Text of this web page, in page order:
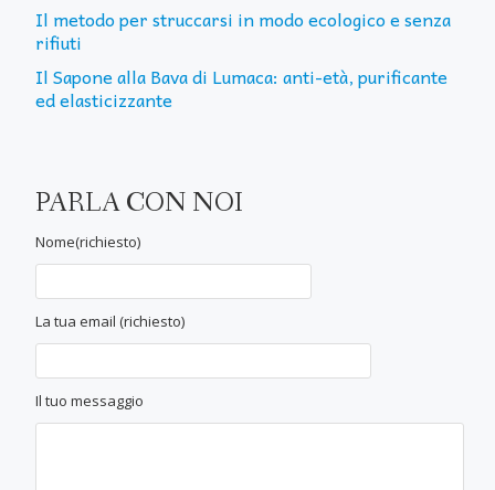
Il metodo per struccarsi in modo ecologico e senza
rifiuti
Il Sapone alla Bava di Lumaca: anti-età, purificante
ed elasticizzante
PARLA CON NOI
Nome(richiesto)
La tua email (richiesto)
Il tuo messaggio